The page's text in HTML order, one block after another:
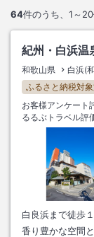
64件のうち、 1～20
紀州・白浜温
和歌山県 白浜(
ふるさと納税対
お客様アンケート
るるぶトラベル評
白良浜まで徒歩
香り豊かな空間